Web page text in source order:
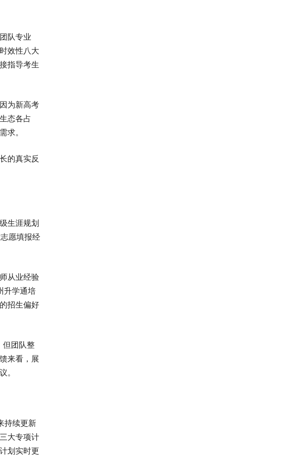
队专业
效性八大
指导考生
为新高考
态各占
求。
的真实反
生涯规划
愿填报经
从业经验
升学通培
招生偏好
但团队整
来看，展
。
持续更新
大专项计
划实时更